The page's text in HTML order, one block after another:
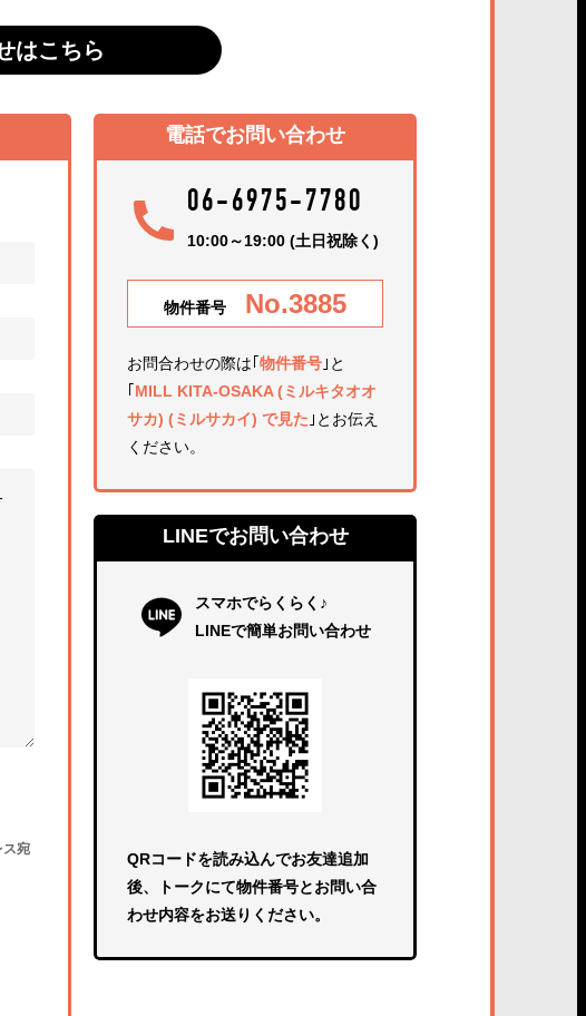
はこちら
ス宛
電話でお問い合わせ
06-6975-7780
10:00～19:00 (土日祝除く)
物件番号 No.3885
お問合わせの際は｢ 物件番号 ｣と
MILL KITA-OSAKA (ミルキタオオ
サカ) (ミルサカイ) で見た ｣とお伝え
ください。
LINEでお問い合わせ
スマホでらくらく♪
LINEで簡単お問い合わせ
QRコードを読み込んでお友達追加
後、トークにて物件番号とお問い合
わせ内容をお送りください。